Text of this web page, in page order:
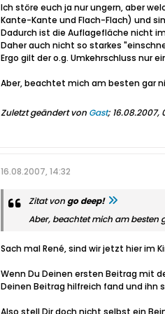
Ich störe euch ja nur ungern, aber
Kante-Kante und Flach-Flach) und
Dadurch ist die Auflagefläche nicht
Daher auch nicht so starkes
Ergo gilt der o.g. Umkehrschluss nur
Aber, beachtet mich am besten gar
Zuletzt geändert von Gast; 16.08.2007,
16.08.2007, 14:32
Zitat von go deep!
Aber, beachtet mich am besten
Sach mal René, sind wir jetzt hier im
Wenn Du Deinen ersten Beitrag mit
Deinen Beitrag hilfreich fand und ihn
Also stell Dir doch nicht selbst ein